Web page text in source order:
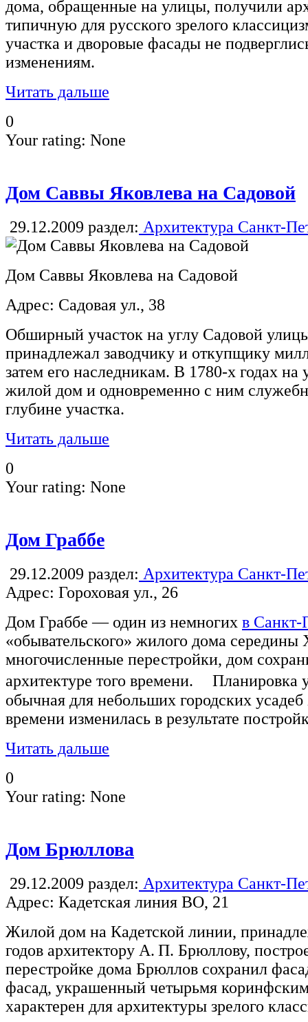
дома, обращенные на улицы, получили
типичную для русского зрелого
участка и дворовые фасады не
изменениям.
Читать дальше
0
Your rating: None
Дом Саввы Яковлева на Садовой
29.12.2009 раздел: Архитектура Санкт-
Дом Саввы Яковлева на Садовой
Адрес: Садовая ул., 38
Обширный участок на углу Садовой
принадлежал заводчику и откупщику
затем его наследникам. В 1780-х годах
жилой дом и одновременно с ним
глубине участка.
Читать дальше
0
Your rating: None
Дом Граббе
29.12.2009 раздел: Архитектура Санкт-
Адрес: Гороховая ул., 26
Дом Граббе — один из немногих в Санкт-
«обывательского» жилого дома
многочисленные перестройки, дом
архитектуре того времени. Планировка
обычная для небольших городских
времени изменилась в результате
Читать дальше
0
Your rating: None
Дом Брюллова
29.12.2009 раздел: Архитектура Санкт-
Адрес: Кадетская линия ВО, 21
Жилой дом на Кадетской линии,
годов архитектору А. П. Брюллову,
перестройке дома Брюллов сохранил
фасад, украшенный четырьмя
характерен для архитектуры зрелого